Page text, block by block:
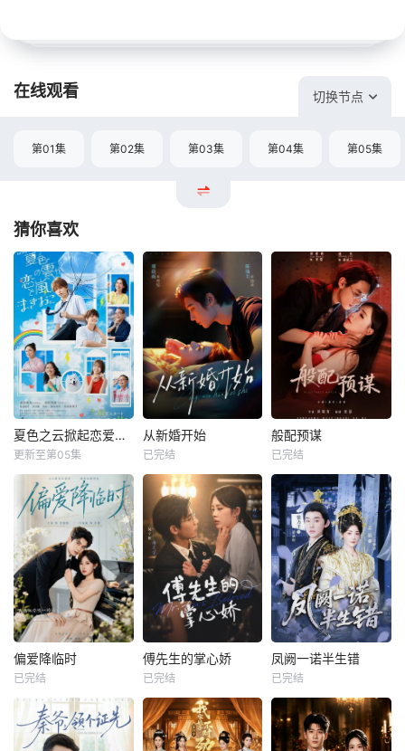
在线观看 切换节点
第01集 第02集 第03集 第04集 第05集
猜你喜欢
夏色之云掀起恋爱与风暴
更新至第05集
从新婚开始
已完结
般配预谋
已完结
偏爱降临时
已完结
傅先生的掌心娇
已完结
凤阙一诺半生错
已完结